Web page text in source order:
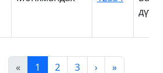
« 1 2 3 › »